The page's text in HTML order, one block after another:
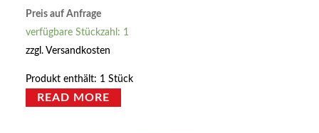
Preis auf Anfrage
verfügbare Stückzahl: 1
zzgl.Versandkosten
Produkt enthält: 1Stück
READ MORE